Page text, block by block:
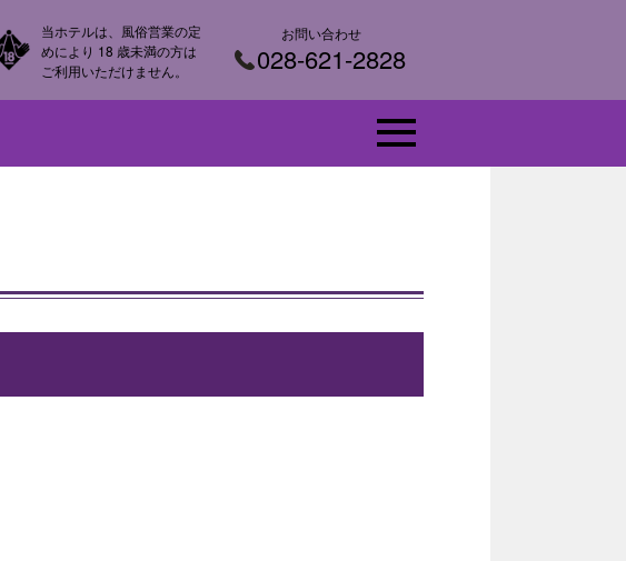
当ホテルは、風俗営業の定
めにより 18 歳未満の方は
ご利用いただけません。
お問い合わせ
028-621-2828